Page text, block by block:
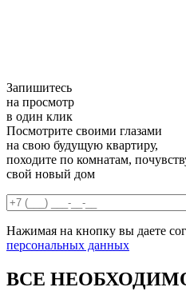
Запишитесь
на просмотр
в один клик
Посмотрите своими глазами
на свою будущую квартиру,
походите по комнатам,
свой новый дом
Нажимая на кнопку вы даете
персональных данных
ВСЕ